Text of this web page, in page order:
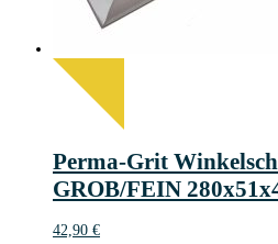
Perma-Grit
GROB/FEIN
42,90 €